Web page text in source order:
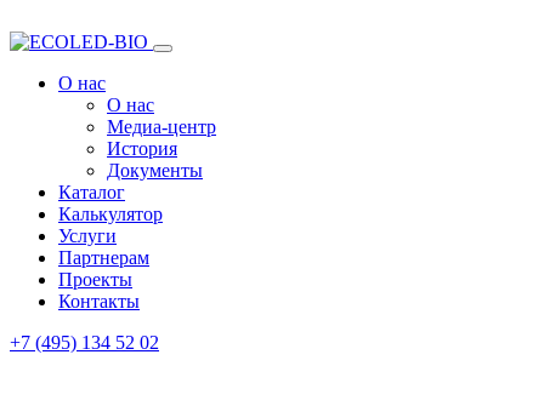
О нас
О нас
Медиа-центр
История
Документы
Каталог
Калькулятор
Услуги
Партнерам
Проекты
Контакты
+7 (495) 134 52 02